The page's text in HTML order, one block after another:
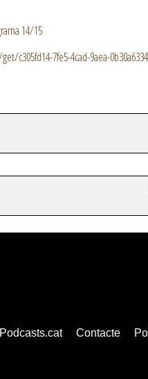
14/15
c305fd14-7fe5-4cad-9aea-
Contacte